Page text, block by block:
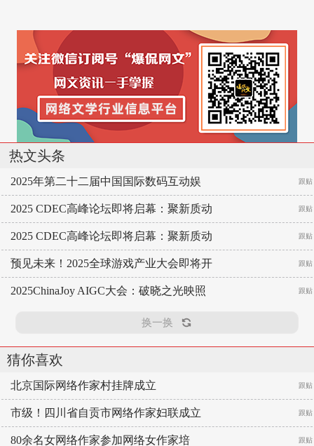
热文头条
2025年第二十二届中国国际数码互动娱 跟贴
2025 CDEC高峰论坛即将启幕：聚新质动 跟贴
2025 CDEC高峰论坛即将启幕：聚新质动 跟贴
预见未来！2025全球游戏产业大会即将开 跟贴
2025ChinaJoy AIGC大会：破晓之光映照 跟贴
换一换
猜你喜欢
北京国际网络作家村挂牌成立 跟贴
市级！四川省自贡市网络作家妇联成立 跟贴
80余名女网络作家参加网络女作家培 跟贴